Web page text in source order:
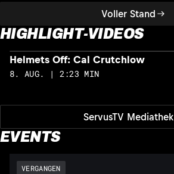
Voller Stand
HIGHLIGHT-VIDEOS
ServusTV Mediathek
Helmets Off: Cal Crutchlow
8. AUG. | 2:23 MIN
EVENTS
VERGANGEN